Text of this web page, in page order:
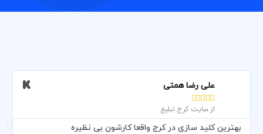
علی رضا همتی





از سایت کرج تبلیغ
بهترین کلید سازی در کرج واقعا کارشون بی نظیره